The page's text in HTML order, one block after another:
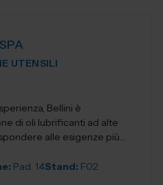
UTENSILI
Bellini è
di oli lubrificanti ad alte
alle esigenze più
Pad. 14Stand: F02